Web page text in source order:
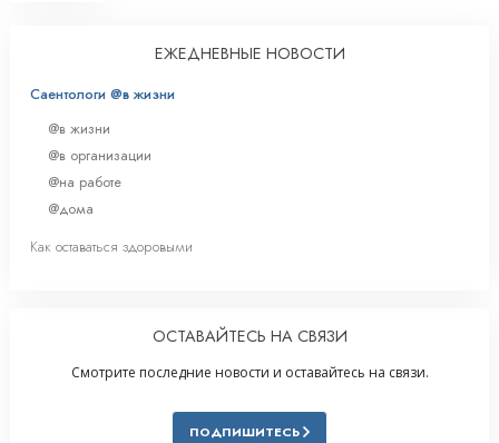
ЕЖЕДНЕВНЫЕ НОВОСТИ
Саентологи @в жизни
@в жизни
@в организации
@на работе
@дома
Как оставаться здоровыми
ОСТАВАЙТЕСЬ НА СВЯЗИ
Смотрите последние новости и оставайтесь на связи.
ПОДПИШИТЕСЬ